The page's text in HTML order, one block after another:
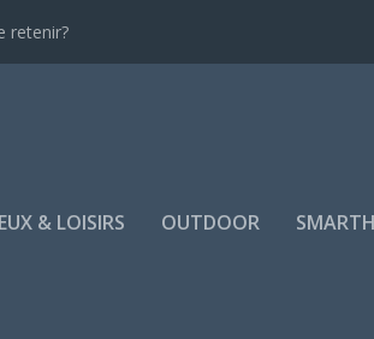
retenir?
& LOISIRS OUTDOOR